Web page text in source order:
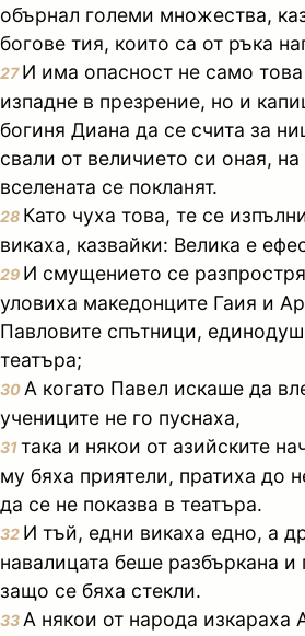
обърнал големи множества,
богове тия, които са от ръка
27И има опасност не само
изпадне в презрение, но и
богиня Диана да се счита за
свали от величието си оная,
вселената се покланят.
28 Като чуха това, те се
викаха, казвайки: Велика е
29 И смущението се
уловиха македонците Гаия и
Павловите спътници,
театъра;
30 А когато Павел искаше да
учениците не го пуснаха,
31така и някои от азийските
му бяха приятели, пратиха до
да се не показва в театъра.
32 И тъй, едни викаха едно, а
навалицата беше разбъркана и
защо се бяха стекли.
33 А някои от народа изкараха